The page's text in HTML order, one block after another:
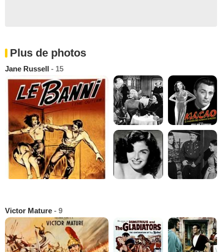
Plus de photos
Jane Russell - 15
Victor Mature - 9